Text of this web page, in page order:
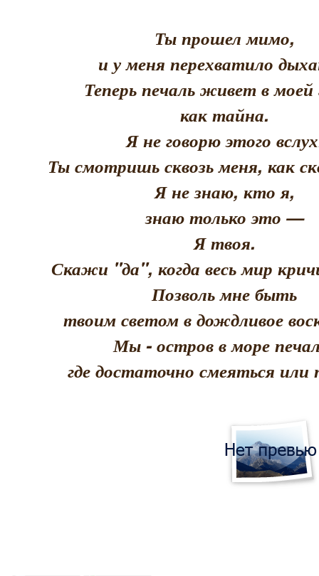
Ты прошел мимо,
и у меня перехватило
Теперь печаль живет в моей
как тайна.
Я не говорю этого
Ты смотришь сквозь меня, как
Я не знаю, кто я,
знаю только это —
Я твоя.
Скажи "да", когда весь мир
Позволь мне быть
твоим светом в дождливое
Мы - остров в море
где достаточно смеяться или